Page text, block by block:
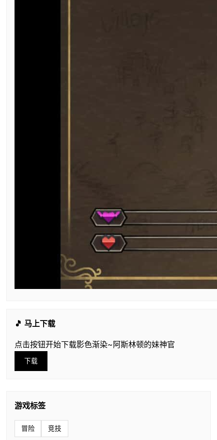
🎵 马上下载
点击按钮开始下载影色渐染~阿斯林顿的妹神官
下载
游戏标签
冒险 竞技